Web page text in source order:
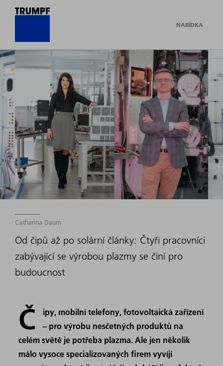
NABÍDKA
Catharina Daum
Od čipů až po solární články: Čtyři pracovníci
zabývající se výrobou plazmy se činí pro
budoucnost
Č
ipy, mobilní telefony, fotovoltaická zařízení
– pro výrobu nesčetných produktů na
celém světě je potřeba plazma. Ale jen několik
málo vysoce specializovaných firem vyvíjí